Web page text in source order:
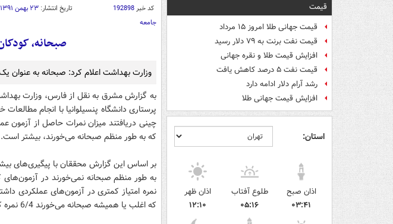
قیمت
قیمت جهانی طلا امروز ۱۵ مرداد
قیمت نفت برنت به ۷۹ دلار رسید
افزایش قیمت طلا و نقره جهانی
قیمت نفت ۵ درصد کاهش یافت
رشد آرام دلار ادامه دارد
افزایش قیمت جهانی طلا
استان:
اذان صبح
۰۳:۴۱
طلوع آفتاب
۰۵:۱۶
اذان ظهر
۱۲:۱۰
کد خبر192898 تاریخ انتشار: ۲۳ بهمن ۱۳۹۱ - ۱۰:۱۰
جامعه
صبحانه،
وزارت بهداشت اعلام کرد: صبحانه به عنوان
به گزارش مشرق به نقل از فارس، وزارت
چینی دریافتند میزان نمرات حاصل از
که به طور منظم صبحانه می‌خورند، بیشتر است.
بر اساس این گزارش محققان با پیگیری‌های
که اغلب یا همیشه صبحانه می‌خورند 6/4 نمره کاهش دیده شد.